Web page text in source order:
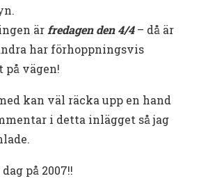
är fredagen den 4/4– då är
har förhoppningsvis
på vägen!
kan väl räcka upp en hand
i detta inlägget så jag
på 2007!!